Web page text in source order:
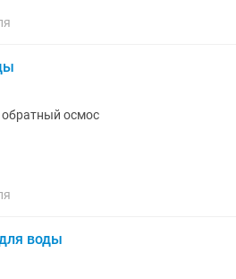
осмос
воды